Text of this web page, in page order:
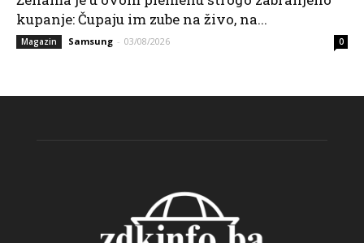
kupanje: Čupaju im zube na živo, na...
Magazin Samsung - 03/08/2026 0